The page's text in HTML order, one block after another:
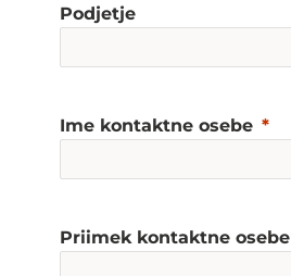
Podjetje
Ime kontaktne osebe
Priimek kontaktne osebe